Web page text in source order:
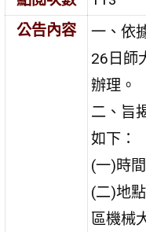
公告內容
一、依
26日師
辦理。
二、旨
如下：
(一)時
(二)地
區機械